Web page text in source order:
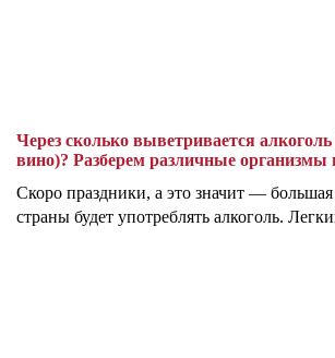
Через сколько выветривается
вино)? Разберем различные организмы
Скоро праздники, а это значит —
страны будет употреблять алкоголь.